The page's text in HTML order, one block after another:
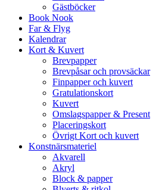
Gästböcker
Book Nook
Far & Flyg
Kalendrar
Kort & Kuvert
Brevpapper
Brevpåsar och provsäckar
Finpapper och kuvert
Gratulationskort
Kuvert
Omslagspapper & Present
Placeringskort
Övrigt Kort och kuvert
Konstnärsmateriel
Akvarell
Akryl
Block & papper